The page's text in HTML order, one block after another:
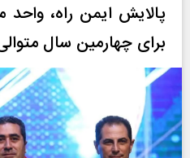
پالایش ایمن راه،
برای چهارمین سال